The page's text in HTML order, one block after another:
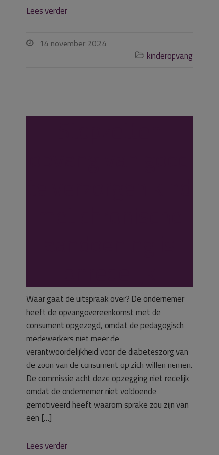
Lees verder
 14 november 2024
 kinderopvang
Waar gaat de uitspraak over? De ondernemer
heeft de opvangovereenkomst met de
consument opgezegd, omdat de pedagogisch
medewerkers niet meer de
verantwoordelijkheid voor de diabeteszorg van
de zoon van de consument op zich willen nemen.
De commissie acht deze opzegging niet redelijk
omdat de ondernemer niet voldoende
gemotiveerd heeft waarom sprake zou zijn van
een […]
Lees verder